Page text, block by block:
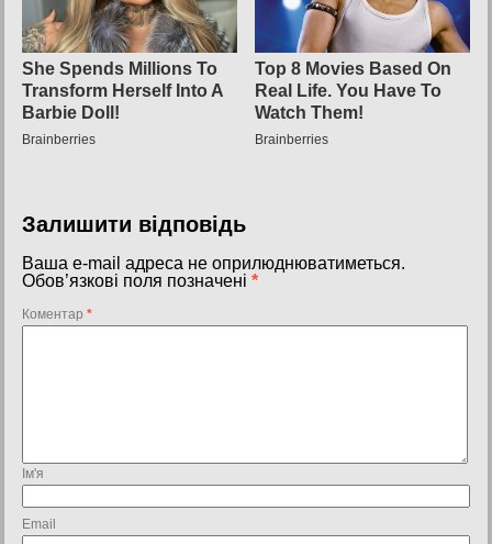
Залишити відповідь
Ваша e-mail адреса не оприлюднюватиметься.
Обов’язкові поля позначені *
Коментар *
Ім'я
Email